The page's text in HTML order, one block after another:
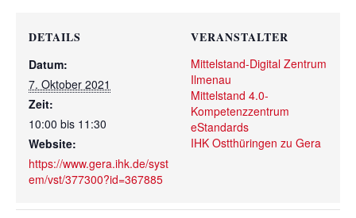
DETAILS
Datum:
7. Oktober 2021
Zeit:
10:00 bis 11:30
Website:
https://www.gera.ihk.de/syst
em/vst/377300?id=367885
VERANSTALTER
Mittelstand-Digital Zentrum
Ilmenau
Mittelstand 4.0-
Kompetenzzentrum
eStandards
IHK Ostthüringen zu Gera